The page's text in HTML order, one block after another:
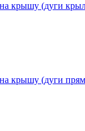
крышу (дуги
крышу (дуги